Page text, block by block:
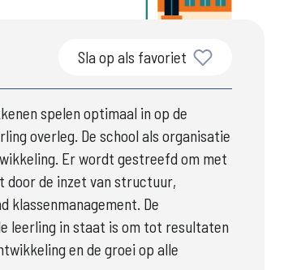
Sla op als favoriet
spelen optimaal in op de
overleg. De school als organisatie
Er wordt gestreefd om met
door de inzet van structuur,
klassenmanagement. De
leerling in staat is om tot resultaten
en de groei op alle